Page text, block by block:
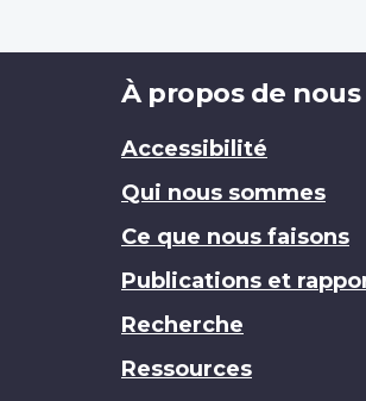
Brand
À propos de nous
Accessibilité
Qui nous sommes
Ce que nous faisons
Publications et
Recherche
Ressources